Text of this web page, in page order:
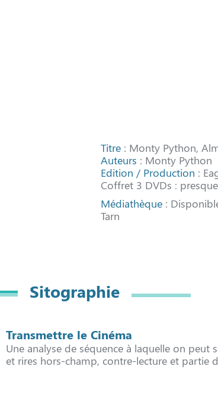
Titre : Monty Python,
Auteurs : Monty Python
Edition / Production :
Coffret 3 DVDs :
Médiathèque :
Tarn
Sitographie
Transmettre le Cinéma
Une analyse de séquence à laquelle on peut
et rires hors-champ, contre-lecture et partie